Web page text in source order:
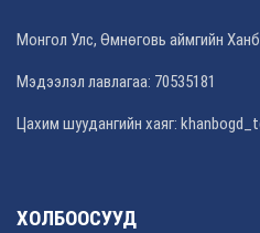
Монгол Улс, Өмнөговь аймгийн
Мэдээлэл лавлагаа: 70535181
Цахим шуудангийн хаяг:
ХОЛБООСУУД